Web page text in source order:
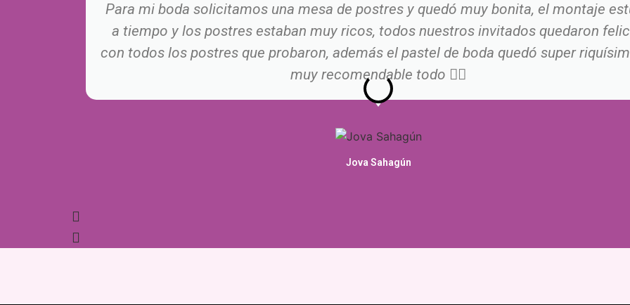
Para mi boda solicitamos una mesa de postres y quedó muy bonita, el montaje
a tiempo y los postres estaban muy ricos, todos nuestros invitados quedaron
con todos los postres que probaron, además el pastel de boda quedó super
muy recomendable todo 👌🏻
Jova Sahagún